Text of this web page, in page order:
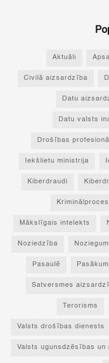
Aktuāli
Civilā aizsardzība
Datu
Datu valsts
Drošības
Iekšlietu ministrija
Kiberdraudi
Mākslīgais intelekts
Noziedzība
Pasaulē
Satversmes
Terorisms
Valsts drošības dienests
Valsts ugunsdzēsības un